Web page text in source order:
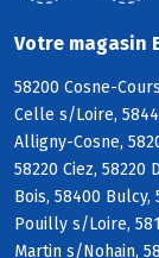
Votre magasin
58200 Cosne-
Celle s/Loire,
Alligny-Cosne,
58220 Ciez, 58220
Bois, 58400 Bulcy,
Pouilly s/Loire,
Martin s/Nohain,